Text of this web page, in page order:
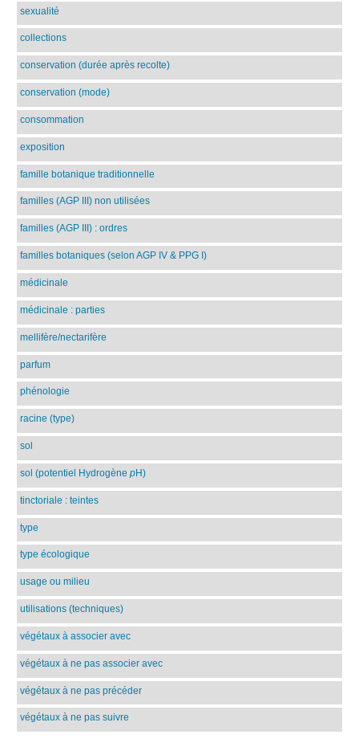
sexualité
collections
conservation (durée après recolte)
conservation (mode)
consommation
exposition
famille botanique traditionnelle
familles (AGP III) non utilisées
familles (AGP III) : ordres
familles botaniques (selon AGP IV & PPG I)
médicinale
médicinale : parties
mellifère/nectarifère
parfum
phénologie
racine (type)
sol
sol (potentiel Hydrogène pH)
tinctoriale : teintes
type
type écologique
usage ou milieu
utilisations (techniques)
végétaux à associer avec
végétaux à ne pas associer avec
végétaux à ne pas précéder
végétaux à ne pas suivre